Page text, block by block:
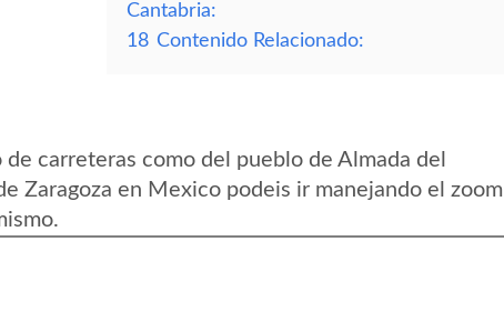
Cantabria:
18 Contenido Relacionado:
carreteras como del pueblo de Almada del
Zaragoza en Mexico podeis ir manejando el zoom